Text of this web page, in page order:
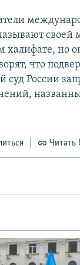
своей
халифате, но
что
суд России
Читать